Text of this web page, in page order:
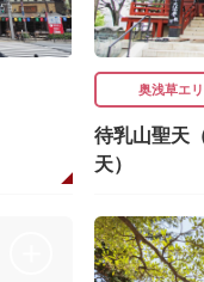
奥浅草エ
待乳山聖天
天）